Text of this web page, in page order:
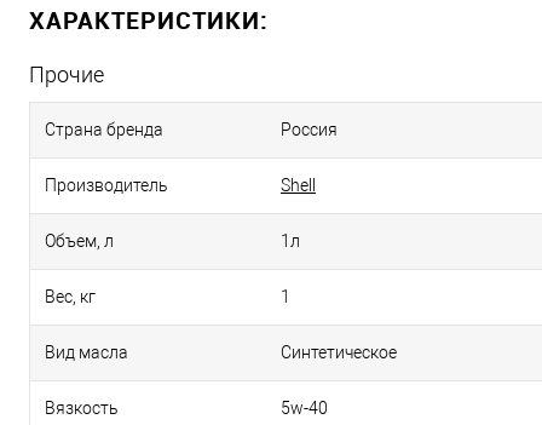
ХАРАКТЕРИСТИКИ:
Прочие
Страна бренда Россия
Производитель Shell
Объем, л 1л
Вес, кг 1
Вид масла Синтетическое
Вязкость 5w-40